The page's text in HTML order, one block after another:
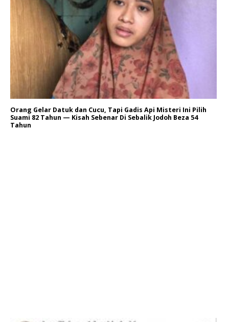
Orang Gelar Datuk dan Cucu, Tapi Gadis Api Misteri Ini Pilih
Suami 82 Tahun — Kisah Sebenar Di Sebalik Jodoh Beza 54
Tahun